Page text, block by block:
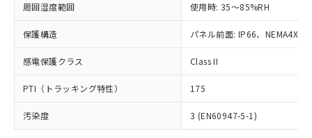
周囲湿度範囲 使用時: 35～85%RH
保護構造 パネル前面: IP66、NEMA4X,
感電保護クラス Class II
PTI（トラッキング特性） 175
汚染度 3 (EN60947-5-1)
お客様が当ウェブサイト上で当社にご
登録された部品リストについて、当社
および当社の共同利用者が、当社の製
品・サービスに関するお客様との取
引・商談に必要な範囲で利用すること
をご了承ください。
※当社の共同利用者とは、"個人情報
の「1.共同利
用者の範囲」に記載されている法人を
※3 非含有証明書ダウンロード
下記の非含有証明書をダウンロードするこ
とができます。
EU RoHS指令（10物質）の非含有証明書
51物質の非含有証明書（当社基準）
※本証明書は発行日時点で非含有を証明す
い合わせください。